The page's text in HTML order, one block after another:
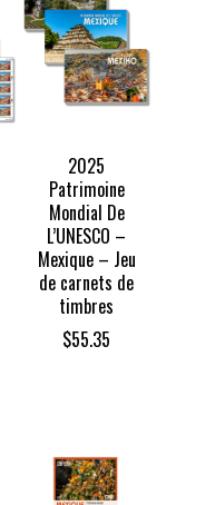
2025
Patrimoine
Mondial De
L’UNESCO –
Mexique – Jeu
de carnets de
timbres
$55.35